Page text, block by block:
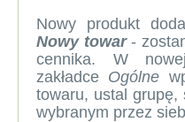
Nowy produkt
Nowy towar-
cennika. W
zakładce Ogólne
towaru, ustal grupę,
wybranym przez